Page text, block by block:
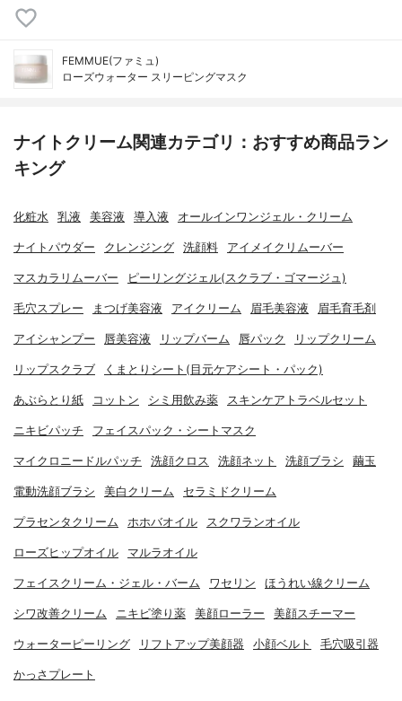
FEMMUE(ファミュ)
ローズウォーター スリーピングマスク
ナイトクリーム関連カテゴリ：おすすめ商品ラン
キング
化粧水 乳液 美容液 導入液 オールインワンジェル・クリーム
ナイトパウダー クレンジング 洗顔料 アイメイクリムーバー
マスカラリムーバー ピーリングジェル(スクラブ・ゴマージュ)
毛穴スプレー まつげ美容液 アイクリーム 眉毛美容液 眉毛育毛剤
アイシャンプー 唇美容液 リップバーム 唇パック リップクリーム
リップスクラブ くまとりシート(目元ケアシート・パック)
あぶらとり紙 コットン シミ用飲み薬 スキンケアトラベルセット
ニキビパッチ フェイスパック・シートマスク
マイクロニードルパッチ 洗顔クロス 洗顔ネット 洗顔ブラシ 繭玉
電動洗顔ブラシ 美白クリーム セラミドクリーム
プラセンタクリーム ホホバオイル スクワランオイル
ローズヒップオイル マルラオイル
フェイスクリーム・ジェル・バーム ワセリン ほうれい線クリーム
シワ改善クリーム ニキビ塗り薬 美顔ローラー 美顔スチーマー
ウォーターピーリング リフトアップ美顔器 小顔ベルト 毛穴吸引器
かっさプレート